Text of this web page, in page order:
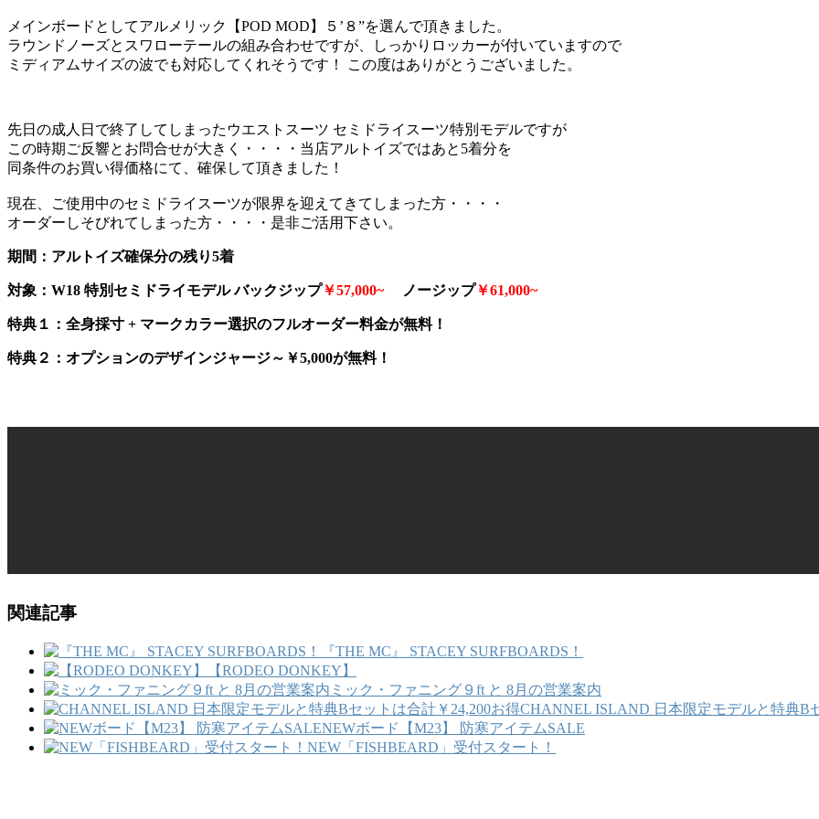
メインボードとしてアルメリック【POD MOD】５’８”を選んで頂きました。
ラウンドノーズとスワローテールの組み合わせですが、しっかりロッカーが付いていますので
ミディアムサイズの波でも対応してくれそうです！ この度はありがとうございました。
先日の成人日で終了してしまったウエストスーツ セミドライスーツ特別モデルですが
この時期ご反響とお問合せが大きく・・・・当店アルトイズではあと5着分を
同条件のお買い得価格にて、確保して頂きました！
現在、ご使用中のセミドライスーツが限界を迎えてきてしまった方・・・・
オーダーしそびれてしまった方・・・・是非ご活用下さい。
期間：アルトイズ確保分の残り5着
対象：W18 特別セミドライモデル バックジップ￥57,000~ノージップ￥61,000~
特典１：全身採寸 + マークカラー選択のフルオーダー料金が無料！
特典２：オプションのデザインジャージ～￥5,000が無料！
関連記事
『THE MC』 STACEY SURFBOARDS！
【RODEO DONKEY】
ミック・ファニング９ft と 8月の営業案内
CHANNEL ISLAND 日本限定モデルと特典B
NEWボード【M23】 防寒アイテムSALE
NEW「FISHBEARD」受付スタート！